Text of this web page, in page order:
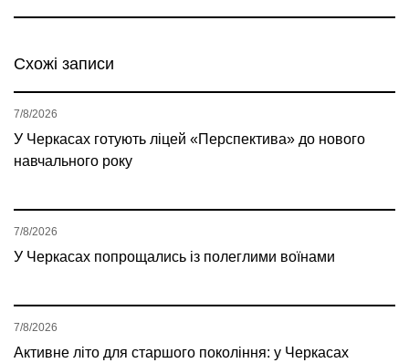
Схожі записи
У Черкасах готують ліцей «Перспектива» до нового
навчального року
7/8/2026
У Черкасах попрощались із полеглими воїнами
7/8/2026
Активне літо для старшого покоління: у Черкасах
7/8/2026